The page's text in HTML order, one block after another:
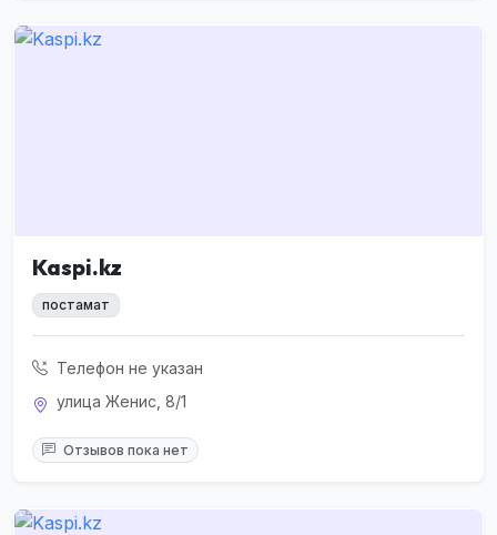
Kaspi.kz
постамат
Телефон не указан
улица Женис, 8/1
Отзывов пока нет